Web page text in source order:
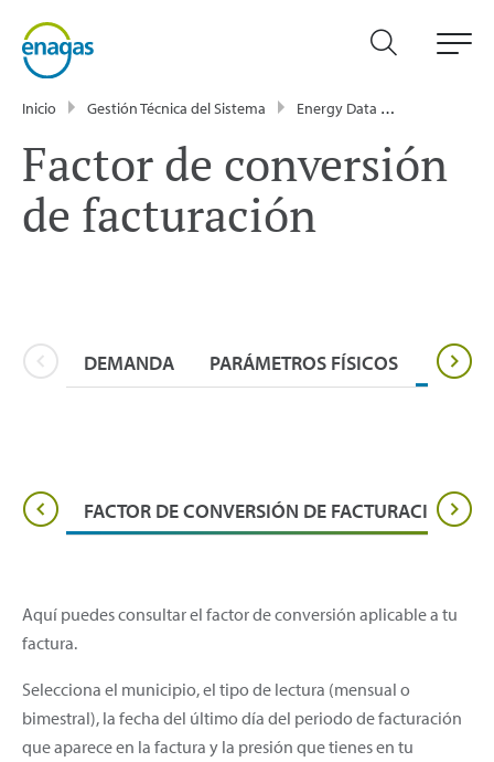
Inicio Gestión Técnica del Sistema Energy Data
Factor de conversión
de facturación
DEMANDA PARÁMETROS FÍSICOS
FACTOR DE CONVERSIÓN DE FACTURACIÓN
Aquí puedes consultar el factor de conversión aplicable a tu
factura.
Selecciona el municipio, el tipo de lectura (mensual o
bimestral), la fecha del último día del periodo de facturación
que aparece en la factura y la presión que tienes en tu